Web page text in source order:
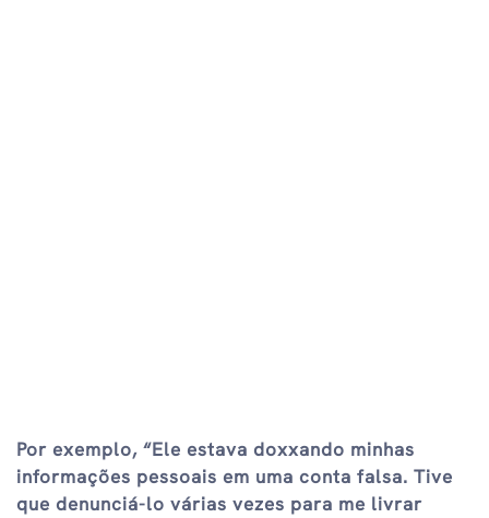
Por exemplo, “Ele estava doxxando minhas
informações pessoais em uma conta falsa. Tive
que denunciá-lo várias vezes para me livrar